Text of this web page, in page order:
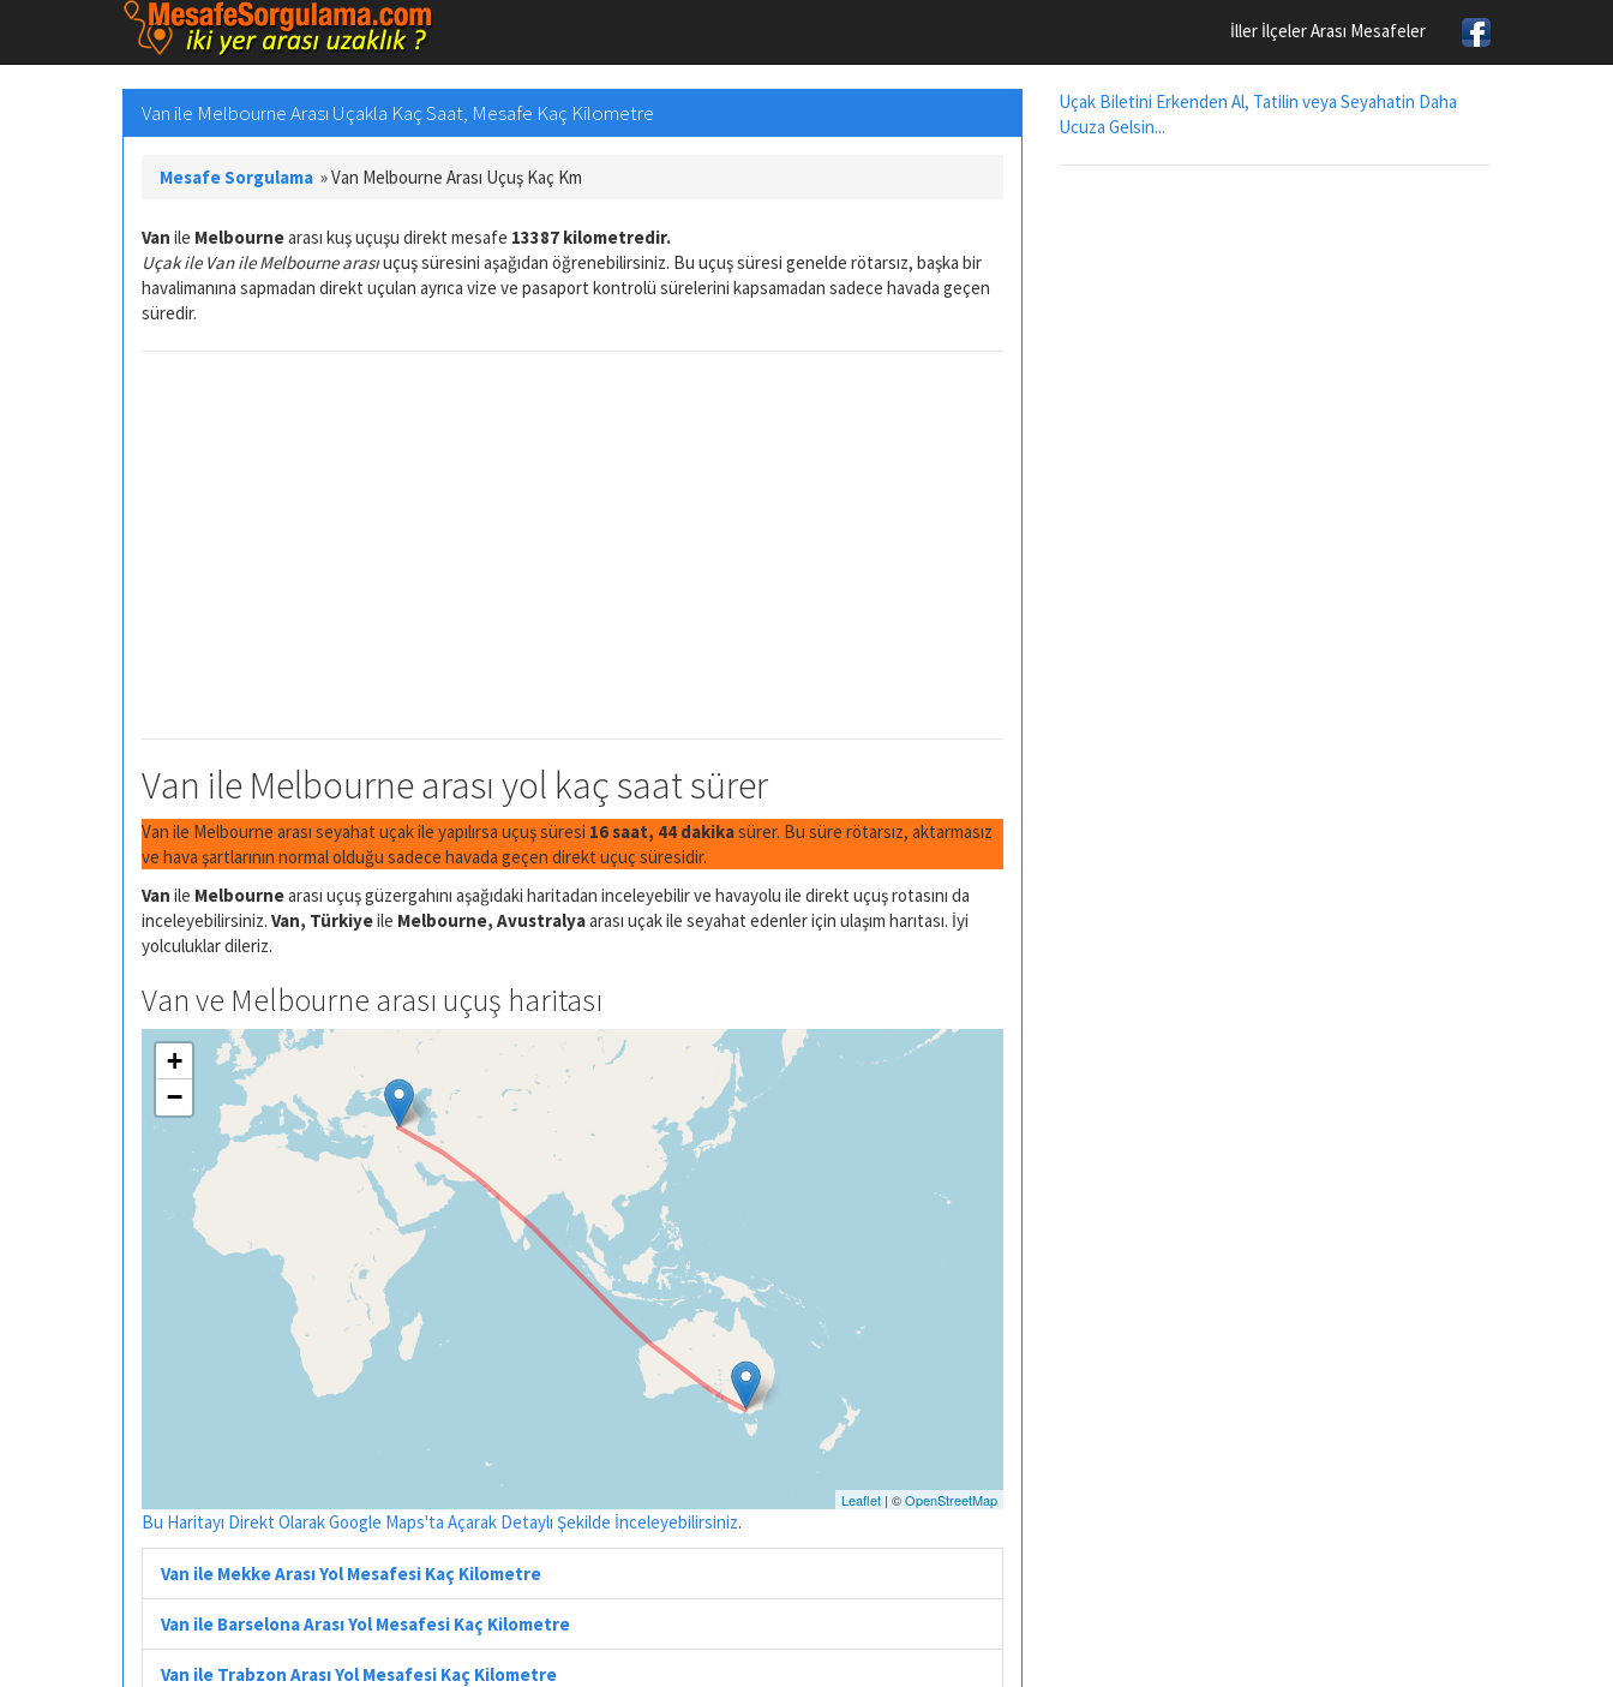
İller İlçeler Arası Mesafeler
Van ile Melbourne Arası Uçakla Kaç Saat, Mesafe Kaç Kilometre
Mesafe Sorgulama »Van Melbourne Arası Uçuş Kaç Km
Van ile Melbournearası kuş uçuşu direkt mesafe 13387 kilometredir.
Uçak ile Van ile Melbourne arasıuçuş süresini aşağıdan öğrenebilirsiniz. Bu uçuş süresi genelde rötarsız, başka bir
havalimanına sapmadan direkt uçulan ayrıca vize ve pasaport kontrolü sürelerini kapsamadan sadece havada geçen
süredir.
Van ile Melbourne arası yol kaç saat sürer
Van ile Melbourne arası seyahat uçak ile yapılırsa uçuş süresi 16 saat, 44 dakikasürer. Bu süre rötarsız, aktarmasız
ve hava şartlarının normal olduğu sadece havada geçen direkt uçuç süresidir.
Van ile Melbournearası uçuş güzergahını aşağıdaki haritadan inceleyebilir ve havayolu ile direkt uçuş rotasını da
inceleyebilirsiniz. Van, Türkiyeile Melbourne, Avustralyaarası uçak ile seyahat edenler için ulaşım harıtası. İyi
yolculuklar dileriz.
Van ve Melbourne arası uçuş haritası
+
−
Leaflet | ©OpenStreetMap
Bu Haritayı Direkt Olarak Google Maps'ta Açarak Detaylı Şekilde İnceleyebilirsiniz.
Van ile Mekke Arası Yol Mesafesi Kaç Kilometre
Van ile Barselona Arası Yol Mesafesi Kaç Kilometre
Van ile Trabzon Arası Yol Mesafesi Kaç Kilometre
Uçak Biletini Erkenden Al, Tatilin veya Seyahatin Daha
Ucuza Gelsin...